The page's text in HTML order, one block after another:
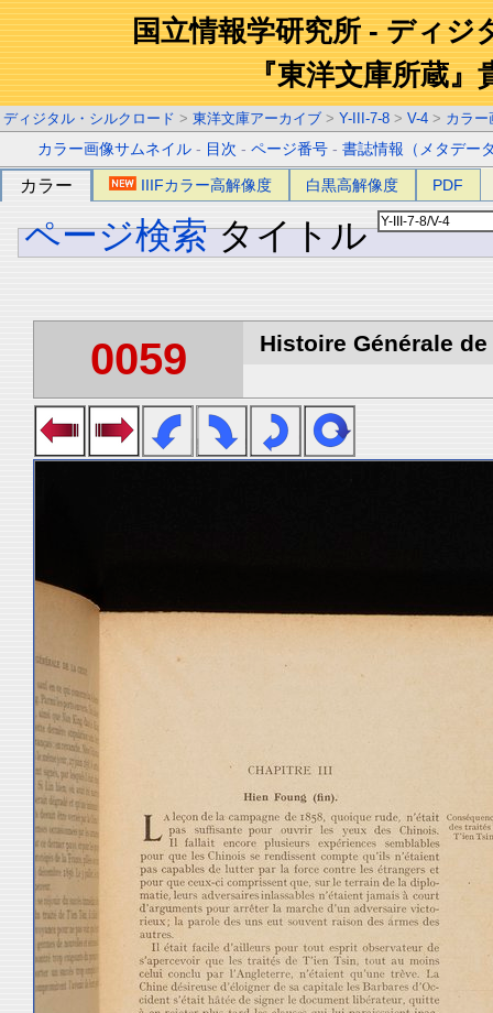
国立情報学研究所 - ディジ
『東洋文庫所蔵』
ディジタル・シルクロード > 東洋文庫アーカイブ > Y-III-7-8 > V-4 > カラー
カラー画像サムネイル - 目次 -ページ番号 -書誌情報（メタデー
カラー IIIFカラー高解像度 白黒高解像度 PDF
ページ検索 タイトル
0059 Histoire Générale